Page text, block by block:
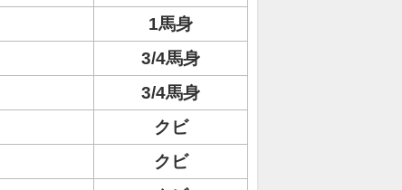
1馬身
3/4馬身
3/4馬身
クビ
クビ